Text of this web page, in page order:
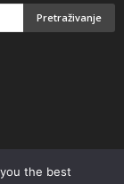
the best